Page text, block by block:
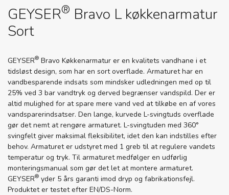
GEYSER® Bravo L køkkenarmatur
Sort
GEYSER® Bravo Køkkenarmatur er en kvalitets vandhane i et
tidsløst design, som har en sort overflade. Armaturet har en
vandbesparende indsats som mindsker udledningen med op til
25% ved 3 bar vandtryk og derved begrænser vandspild. Der er
altid mulighed for at spare mere vand ved at tilkøbe en af vores
vandsparerindsatser. Den lange, kurvede L-svingtuds overflade
gør det nemt at rengøre armaturet. L-svingtuden med 360°
svingfelt giver maksimal fleksibilitet, idet den kan indstilles efter
behov. Armaturet er udstyret med 1 greb til at regulere vandets
temperatur og tryk. Til armaturet medfølger en udførlig
monteringsmanual som gør det let at montere armaturet.
GEYSER® yder 5 års garanti imod dryp og fabrikationsfejl.
Produktet er testet efter EN/DS-Norm.